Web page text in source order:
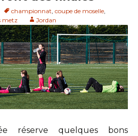
championnat, coupe de moselle,
metz Jordan
réserve quelques bons